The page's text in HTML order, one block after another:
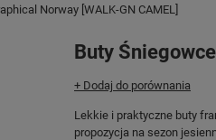
Norway [WALK-GN CAMEL]
Buty
+ Dodaj do porównania
Lekkie i praktyczne buty
propozycja na sezon